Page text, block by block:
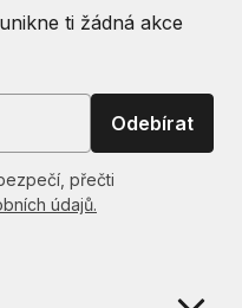
ti žádná akce
Odebírat
přečti
údajů.